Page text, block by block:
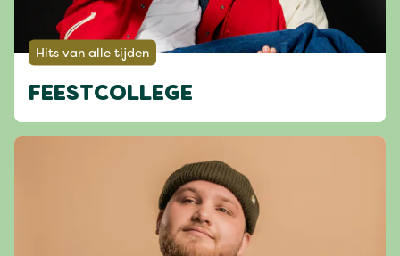
Hits van alle tijden
FEESTCOLLEGE